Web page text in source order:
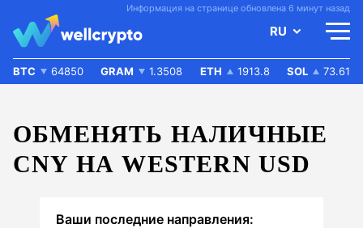
Информация на странице обновлена 6 минут назад
RU
BTC 64850 GRAM 1.3508 ETH 1913.8 SOL 73.61
ОБМЕНЯТЬ НАЛИЧНЫЕ
CNY НА WESTERN USD
Ваши последние направления: